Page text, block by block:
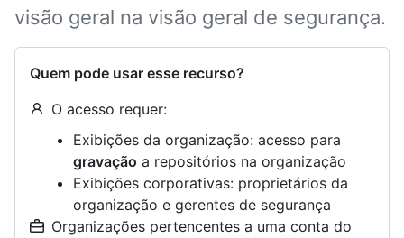
visão geral na visão geral de segurança.
Quem pode usar esse recurso?
O acesso requer:
Exibições da organização: acesso para
gravação a repositórios na organização
Exibições corporativas: proprietários da
organização e gerentes de segurança
Organizações pertencentes a uma conta do